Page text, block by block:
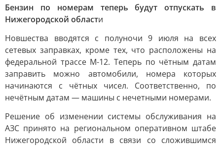
Бензин по номерам теперь будут отпускать в
Нижегородской области
Новшества вводятся с полуночи 9 июля на всех
сетевых заправках, кроме тех, что расположены на
федеральной трассе М-12. Теперь по чётным датам
заправить можно автомобили, номера которых
начинаются с чётных чисел. Соответственно, по
нечётным датам — машины с нечетными номерами.
Решение об изменении системы обслуживания на
АЗС принято на региональном оперативном штабе
Нижегородской области в связи со сложившимся